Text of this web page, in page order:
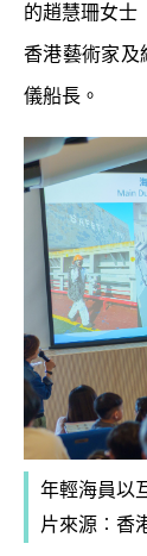
的趙慧珊女士
香港藝術家及
儀船長。
年輕海員以
片來源︰ 香